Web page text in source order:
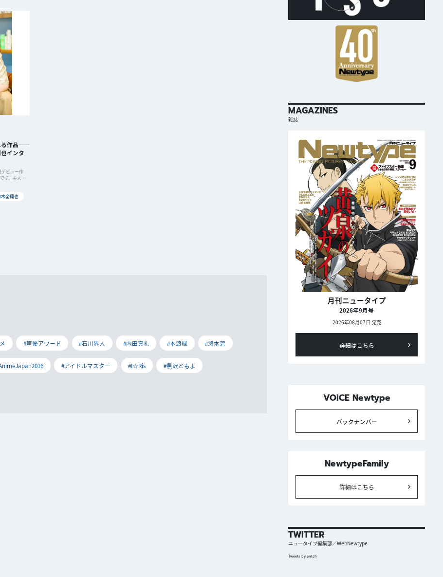
る作品——
インタ
デビュー作
す。主人
木全翔也
#声優アワード #石川界人 #内田真礼 #本渡楓 #悠木碧
#アイドルマスター #I☆Ris #黒沢ともよ
MAGAZINES
雑誌
月刊ニュータイプ
2026年9月号
2026年08月07日 発売
詳細はこちら
VOICE Newtype
バックナンバー
NewtypeFamily
詳細はこちら
TWITTER
ニュータイプ編集部／WebNewtype
Tweets by antch